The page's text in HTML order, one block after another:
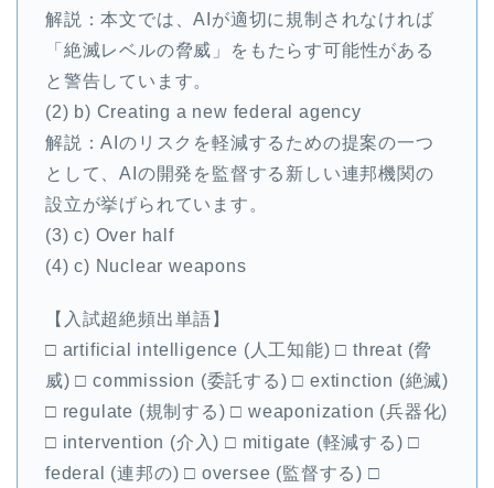
解説：本文では、AIが適切に規制されなければ
「絶滅レベルの脅威」をもたらす可能性がある
と警告しています。
(2) b) Creating a new federal agency
解説：AIのリスクを軽減するための提案の一つ
として、AIの開発を監督する新しい連邦機関の
設立が挙げられています。
(3) c) Over half
(4) c) Nuclear weapons
【入試超絶頻出単語】
□ artificial intelligence (人工知能) □ threat (脅
威) □ commission (委託する) □ extinction (絶滅)
□ regulate (規制する) □ weaponization (兵器化)
□ intervention (介入) □ mitigate (軽減する) □
federal (連邦の) □ oversee (監督する) □